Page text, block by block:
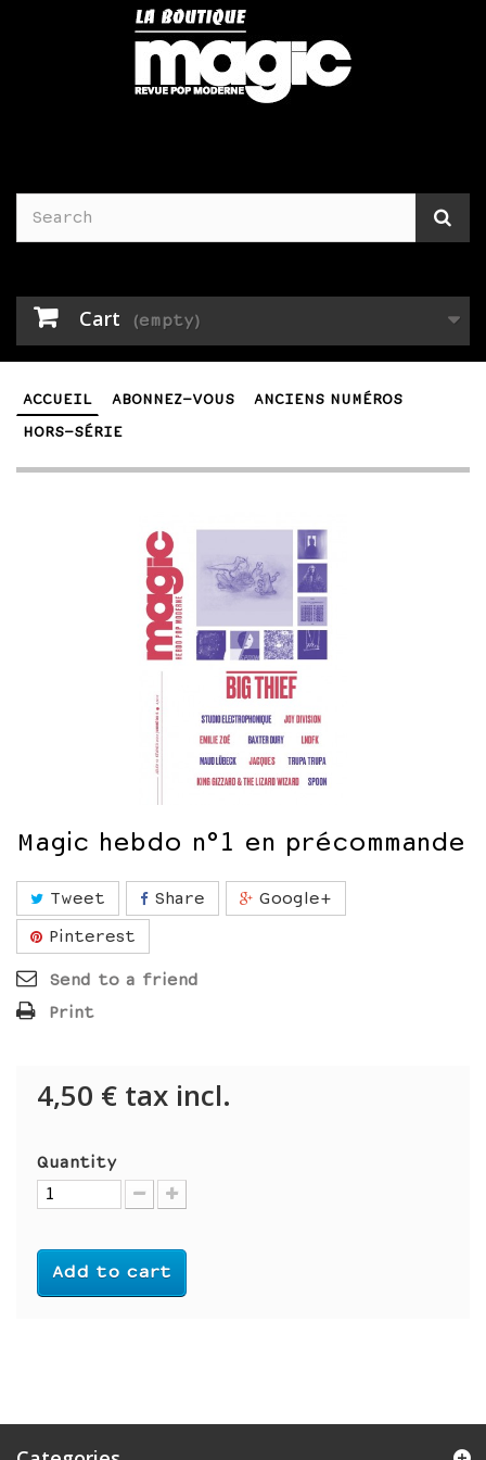
Cart (empty)
ACCUEIL ABONNEZ-VOUS
ANCIENS NUMÉROS
HORS-SÉRIE
Magic hebdo n°1 en précommande
Tweet Share
Google+
Pinterest
Send to a friend
Print
4,50 € tax incl.
Quantity
Add to cart